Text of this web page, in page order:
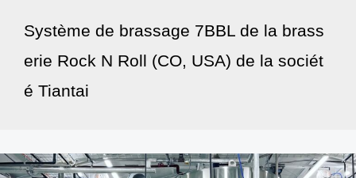
Système de brassage 7BBL de la brass
erie Rock N Roll (CO, USA) de la sociét
é Tiantai